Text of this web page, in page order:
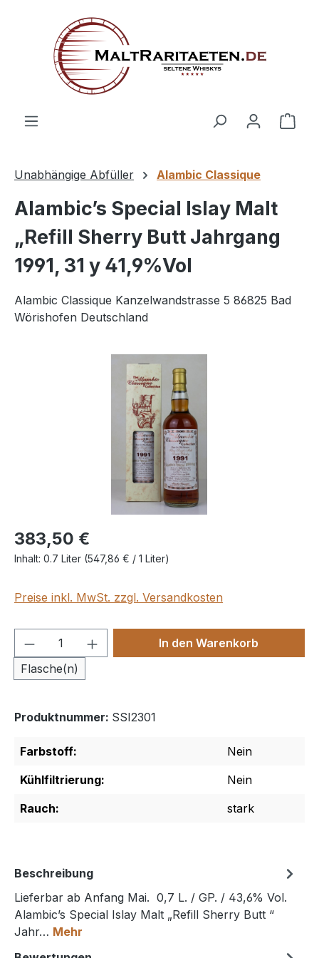
Unabhängige Abfüller Alambic Classique
Alambic’s Special Islay Malt
„Refill Sherry Butt Jahrgang
1991, 31 y 41,9%Vol
Alambic Classique Kanzelwandstrasse 5 86825 Bad
Wörishofen Deutschland
Bildergalerie überspringen
383,50 €
Inhalt: 0.7 Liter (547,86 € / 1 Liter)
Preise inkl. MwSt. zzgl. Versandkosten
Produkt Anzahl: Gib den
Flasche(n)
In den Warenkorb
Produktnummer: SSI2301
Farbstoff:
Nein
Kühlfiltrierung:
Nein
Rauch:
stark
Beschreibung
Lieferbar ab Anfang Mai. 0,7 L. / GP. / 43,6% Vol.
Alambic’s Special Islay Malt „Refill Sherry Butt “
Jahr… Mehr